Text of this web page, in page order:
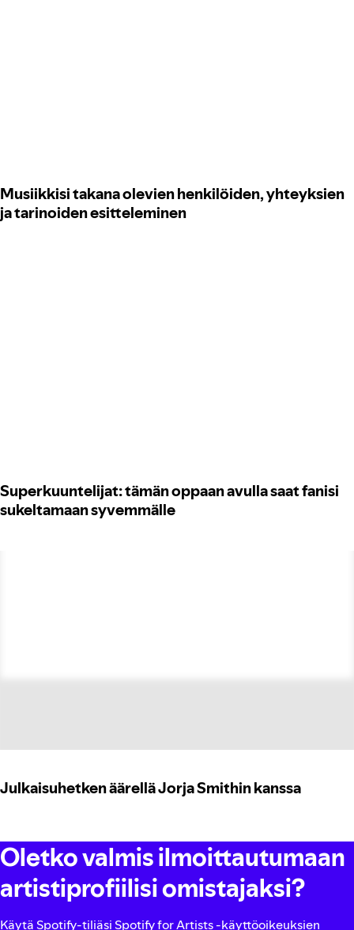
Musiikkisi takana olevien henkilöiden, yhteyksien
ja tarinoiden esitteleminen
Superkuuntelijat: tämän oppaan avulla saat fanisi
sukeltamaan syvemmälle
Julkaisuhetken äärellä Jorja Smithin kanssa
Oletko valmis ilmoittautumaan
artistiprofiilisi omistajaksi?
Käytä Spotify-tiliäsi Spotify for Artists ‑käyttöoikeuksien